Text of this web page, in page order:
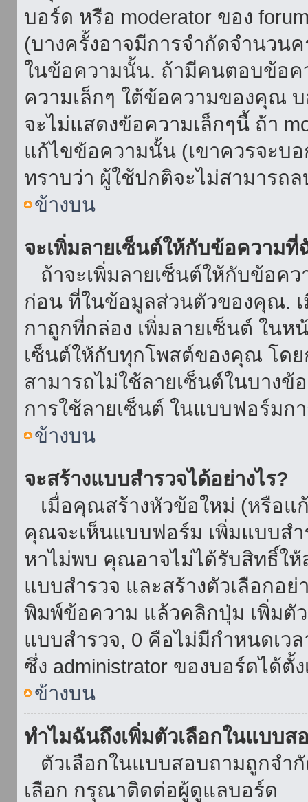
บอร์ด หรือ moderator ของ
(บางครั้งอาจมีการจำกัดจำนวน
ในข้อความนั้น. ถ้ามีคนตอบข้อ
ความเล็กๆ ใต้ข้อความของคุณ
จะไม่แสดงข้อความเล็กๆนี้ ถ้า
แก้ไขข้อความนั้น (เขาควรจะบ
ทราบว่า ผู้ใช้ปกติจะไม่สามารถ
ข้างบน
จะเพิ่มลายเซ็นต์ให้กับข้อความที่
ถ้าจะเพิ่มลายเซ็นต์ให้กับข้อค
ก่อน ที่ในข้อมูลส่วนตัวของคุณ.
กาถูกที่กล่อง เพิ่มลายเซ็นต์ ใน
เซ็นต์ให้กับทุกโพสต์ของคุณ โด
สามารถไม่ใช้ลายเซ็นต์ในบางข้
การใช้ลายเซ็นต์ ในแบบฟอร์มก
ข้างบน
จะสร้างแบบสำรวจได้อย่างไร?
เมื่อคุณสร้างหัวข้อใหม่ (หรือ
คุณจะเห็นแบบฟอร์ม เพิ่มแบบส
หาไม่พบ คุณอาจไม่ได้รับสิทธิ์ใ
แบบสำรวจ และสร้างตัวเลือกอย่
พิมพ์ข้อความ แล้วคลิกปุ่ม เพิ่มตั
แบบสำรวจ, 0 คือไม่มีกำหนดเว
ซึ่ง administrator ของบอร์ดได้ตั้ง
ข้างบน
ทำไมฉันถึงเพิ่มตัวเลือกในแบบส
ตัวเลือกในแบบสอบถามถูกจำ
เลือก กรุณาติดต่อผู้ดูแลบอร์ด